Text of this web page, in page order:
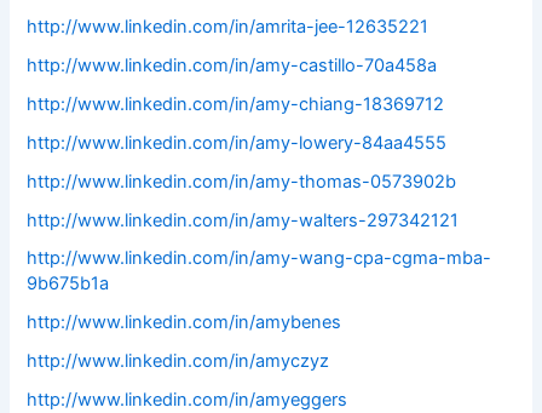
http://www.linkedin.com/in/amrita-jee-12635221
http://www.linkedin.com/in/amy-castillo-70a458a
http://www.linkedin.com/in/amy-chiang-18369712
http://www.linkedin.com/in/amy-lowery-84aa4555
http://www.linkedin.com/in/amy-thomas-0573902b
http://www.linkedin.com/in/amy-walters-297342121
http://www.linkedin.com/in/amy-wang-cpa-cgma-mba-
9b675b1a
http://www.linkedin.com/in/amybenes
http://www.linkedin.com/in/amyczyz
http://www.linkedin.com/in/amyeggers